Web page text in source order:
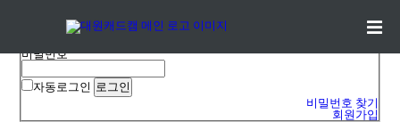
비밀번호
자동로그인
비밀번호 찾기
회원가입